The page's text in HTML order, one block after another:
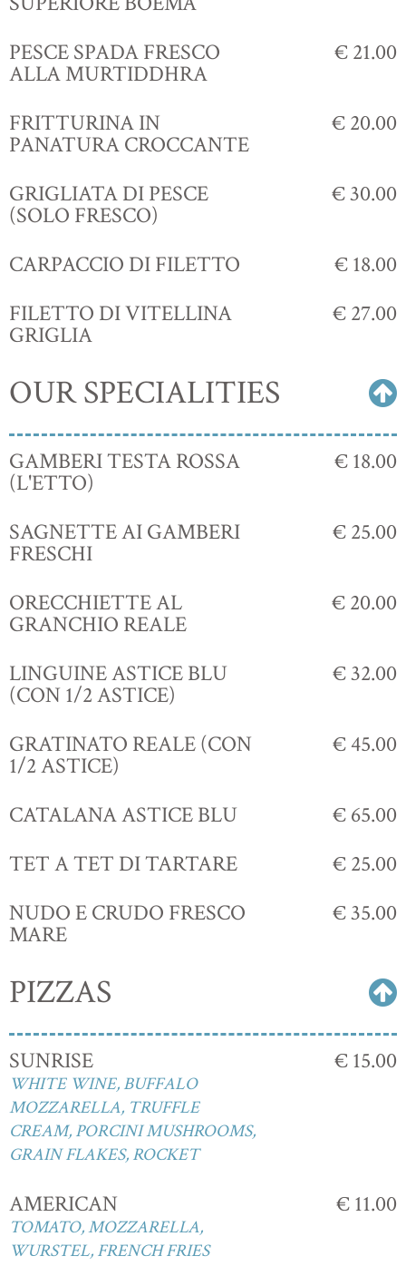
PESCE SPADA FRESCO
ALLA MURTIDDHRA
€ 21.00
FRITTURINA IN
PANATURA CROCCANTE
€ 20.00
GRIGLIATA DI PESCE
(SOLO FRESCO)
€ 30.00
CARPACCIO DI FILETTO
€ 18.00
FILETTO DI VITELLINA
GRIGLIA
€ 27.00
OUR SPECIALITIES
GAMBERI TESTA ROSSA
(L'ETTO)
€ 18.00
SAGNETTE AI GAMBERI
FRESCHI
€ 25.00
ORECCHIETTE AL
GRANCHIO REALE
€ 20.00
LINGUINE ASTICE BLU
(CON 1/2 ASTICE)
€ 32.00
GRATINATO REALE (CON
1/2 ASTICE)
€ 45.00
CATALANA ASTICE BLU
€ 65.00
TET A TET DI TARTARE
€ 25.00
NUDO E CRUDO FRESCO
MARE
€ 35.00
PIZZAS
SUNRISE
WHITE WINE, BUFFALO
MOZZARELLA, TRUFFLE
CREAM, PORCINI MUSHROOMS,
GRAIN FLAKES, ROCKET
€ 15.00
AMERICAN
TOMATO, MOZZARELLA,
WURSTEL, FRENCH FRIES
€ 11.00